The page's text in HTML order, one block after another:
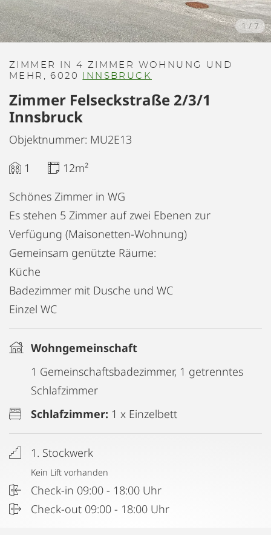
1/7
ZIMMER IN 4 ZIMMER WOHNUNG UND
MEHR, 6020
INNSBRUCK
Zimmer Felseckstraße 2/3/1
Innsbruck
Objektnummer: MU2E13
1
12m²
Schönes Zimmer in WG
Es stehen 5 Zimmer auf zwei Ebenen zur
Verfügung (Maisonetten-Wohnung)
Gemeinsam genützte Räume:
Küche
Badezimmer mit Dusche und WC
Einzel WC
Wohngemeinschaft
1 Gemeinschaftsbadezimmer, 1 getrenntes
Schlafzimmer
Schlafzimmer: 1 x Einzelbett
1. Stockwerk
Kein Lift vorhanden
Check-in 09:00 - 18:00 Uhr
Check-out 09:00 - 18:00 Uhr